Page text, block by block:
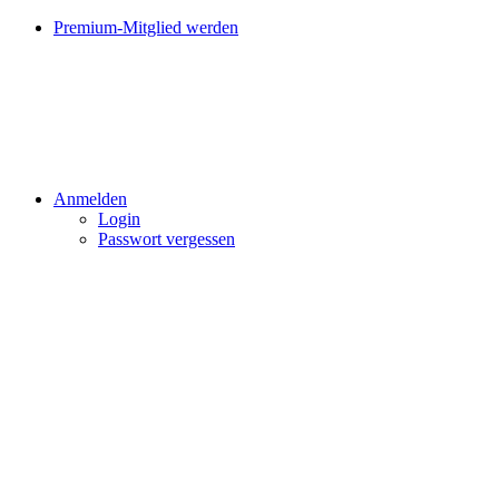
Premium-Mitglied werden
Anmelden
Login
Passwort vergessen